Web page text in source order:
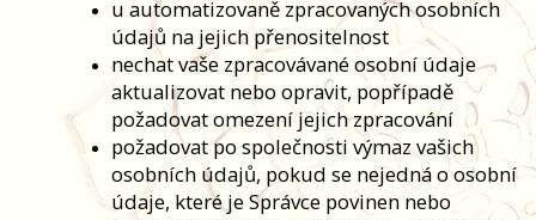
u automatizovaně zpracovaných osobních
údajů na jejich přenositelnost
nechat vaše zpracovávané osobní údaje
aktualizovat nebo opravit, popřípadě
požadovat omezení jejich zpracování
požadovat po společnosti výmaz vašich
osobních údajů, pokud se nejedná o osobní
údaje, které je Správce povinen nebo